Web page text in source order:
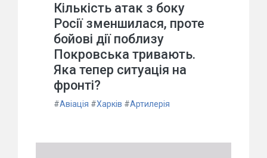
Кількість атак з боку
Росії зменшилася, проте
бойові дії поблизу
Покровська тривають.
Яка тепер ситуація на
фронті?
#Авіація #Харків #Артилерія